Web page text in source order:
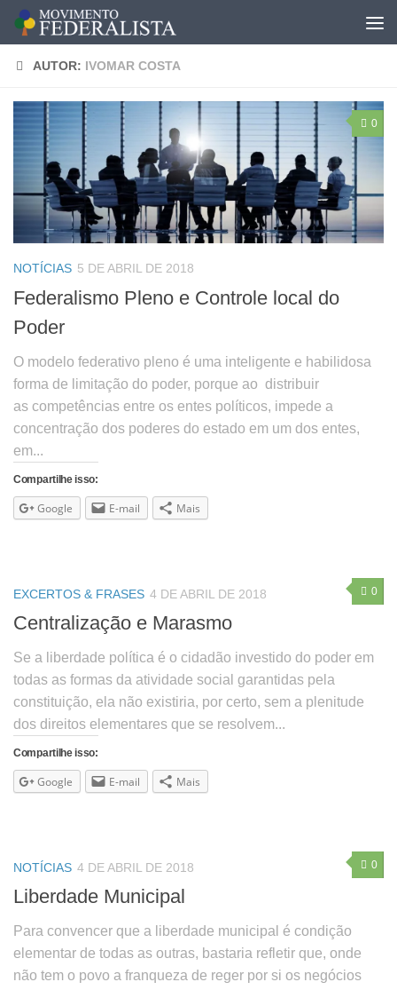
AUTOR: IVOMAR COSTA
0
NOTÍCIAS 5 DE ABRIL DE 2018
Federalismo Pleno e Controle local do
Poder
O modelo federativo pleno é uma inteligente e habilidosa
forma de limitação do poder, porque ao distribuir
as competências entre os entes políticos, impede a
concentração dos poderes do estado em um dos entes,
em...
Compartilhe isso:
Google E-mail Mais
0
EXCERTOS & FRASES 4 DE ABRIL DE 2018
Centralização e Marasmo
Se a liberdade política é o cidadão investido do poder em
todas as formas da atividade social garantidas pela
constituição, ela não existiria, por certo, sem a plenitude
dos direitos elementares que se resolvem...
Compartilhe isso:
Google E-mail Mais
0
NOTÍCIAS 4 DE ABRIL DE 2018
Liberdade Municipal
Para convencer que a liberdade municipal é condição
elementar de todas as outras, bastaria refletir que, onde
não tem o povo a franqueza de reger por si os negócios